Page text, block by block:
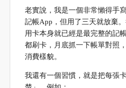
老實說，我是一個非常懶得手
記帳App，但用了三天就放棄
用卡本身就已經是最完整的記
都刷卡，月底抓一下帳單對照
消費樣貌。
我還有一個習慣，就是把每張